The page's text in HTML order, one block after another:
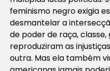
feminismo negro exigia
desmantelar a
de poder de raça, classe,
reproduziram as
outra. Mas ela também